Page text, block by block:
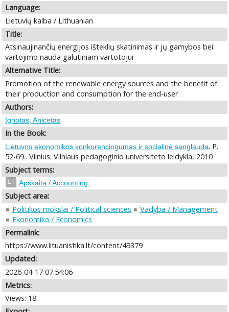
Language:
Lietuvių kalba / Lithuanian
Title:
Atsinaujinančių energijos išteklių skatinimas ir jų gamybos bei
vartojimo nauda galutiniam vartotojui
Alternative Title:
Promotion of the renewable energy sources and the benefit of
their production and consumption for the end-user
Authors:
Ignotas, Anicetas
In the Book:
Lietuvos ekonomikos konkurencingumas ir socialinė sanglauda. P.
52-69.. Vilnius: Vilniaus pedagoginio universiteto leidykla, 2010
Subject terms:
LT Apskaita / Accounting.
Subject area:
Politikos mokslai / Political sciences
Vadyba / Management
Ekonomika / Economics
Permalink:
https://www.lituanistika.lt/content/49379
Updated:
2026-04-17 07:54:06
Metrics:
Views: 18